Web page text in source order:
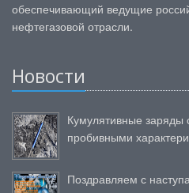
обеспечивающий ведущие
нефтегазовой отрасли.
Новости
Кумулятивные заряды
пробивными
Поздравляем с